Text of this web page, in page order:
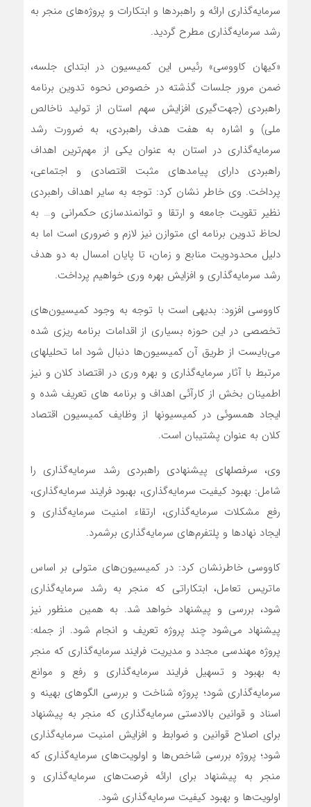
سرمایه‌گذاری ارائه و راهبردها و ابتکارات و پروژه‌های منجر به
رشد سرمایه‌گذاری مطرح گردید.
«کیهان کاووسی» رئیس این کمیسیون در ابتدای جلسه،
ضمن مرور جلسات گذشته در خصوص نحوه تدوین برنامه
راهبردی (جهت‌گیری افزایش سهم استان از تولید ناخالص
ملی) و اشاره به هفت هدف راهبردی، به ضرورت رشد
سرمایه‌گذاری در استان به عنوان یکی از مهم‌ترین اهداف
راهبردی دارای پیامدهای مثبت اقتصادی و اجتماعی،
پرداخت. وی خاطر نشان کرد: توجه به سایر اهداف راهبردی
نظیر تقویت جامعه و ارتقا و توانمندسازی حکمرانی و… به
لحاظ تدوین برنامه ای متوازن نیز لازم و ضروری است اما به
دلیل محدودویت منابع و زمان، تا پایان امسال به دو هدف
رشد سرمایه‌گذاری و افزایش بهره وری خواهیم پرداخت.
کاووسی افزود: بدیهی است با توجه به وجود کمیسیون‌های
تخصصی در این حوزه بسیاری از اقدامات برنامه ریزی شده
می‌بایست از طریق آن کمیسیون‌ها دنبال شود اما تحلیلهای
مرتبط با آثار سرمایه‌گذاری و بهره وری در اقتصاد کلان و نیز
اطمینان بخش از کارآئی اهداف و برنامه های تعریف شده و
ایجاد همسوئی در کمیسیونها از وظایف کمیسیون اقتصاد
کلان به عنوان پشتیبان است.
وی، سرفصلهای پیشنهادی راهبردی رشد سرمایه‌گذاری را
شامل: بهبود کیفیت سرمایه‌گذاری، بهبود فرایند سرمایه‌گذاری،
رفع مشکلات سرمایه‌گذاری، ارتقاء امنیت سرمایه‌گذاری و
ایجاد نهادها و پلتفرم‌های سرمایه‌گذاری برشمرد.
کاووسی خاطرنشان کرد: در کمیسیون‌های متولی بر اساس
ماتریس تعامل، ابتکاراتی که منجر به رشد سرمایه‌گذاری
شود، بررسی و پیشنهاد خواهد شد. به همین منظور نیز
پیشنهاد می‌شود چند پروژه تعریف و انجام شود. از جمله:
پروژه مهندسی مجدد و مدیریت فرایند سرمایه‌گذاری که منجر
به بهبود و تسهیل فرایند سرمایه‌گذاری و رفع و موانع
سرمایه‌گذاری شود؛ پروژه شناخت و بررسی الگوهای بهینه و
اسناد و قوانین بالادستی سرمایه‌گذاری که منجر به پیشنهاد
برای اصلاح قوانین و ضوابط و افزایش امنیت سرمایه‌گذاری
شود؛ پروژه بررسی شاخص‌ها و اولویت‌های سرمایه‌گذاری که
منجر به پیشنهاد برای ارائه فرصت‌های سرمایه‌گذاری و
اولویت‌ها و بهبود کیفیت سرمایه‌گذاری شود.